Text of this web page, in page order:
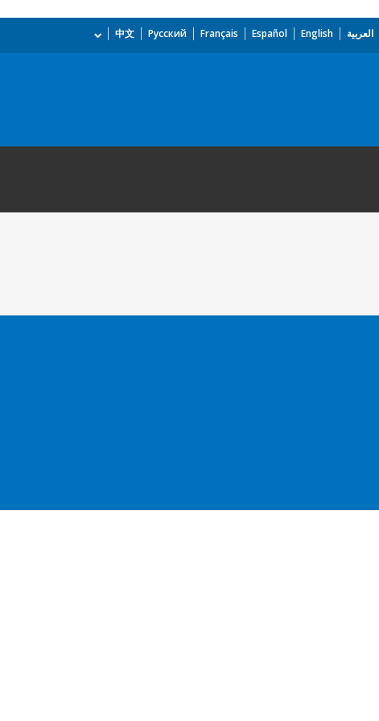
العربية English
Español
Français
Русский
中文